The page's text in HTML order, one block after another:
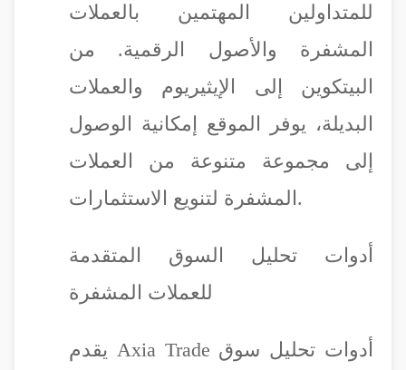
للمتداولين المهتمين بالعملات
المشفرة والأصول الرقمية. من
البيتكوين إلى الإيثيريوم والعملات
البديلة، يوفر الموقع إمكانية الوصول
إلى مجموعة متنوعة من العملات
المشفرة لتنويع الاستثمارات.
أدوات تحليل السوق المتقدمة
للعملات المشفرة
يقدم Axia Trade أدوات تحليل سوق